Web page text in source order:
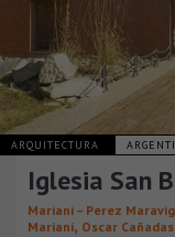
ARQUITECTURA
Iglesia San
Mariani – Perez
Mariani, Oscar Cañadas